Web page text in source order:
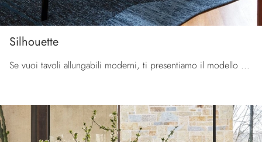
Silhouette
Se vuoi tavoli allungabili moderni, ti presentiamo il modello da cucina in ceramica Silhouette dell'azienda Calligaris.